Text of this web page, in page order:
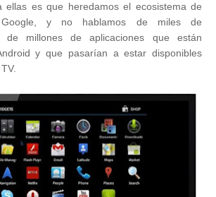
ellas es que heredamos el ecosistema de
Google, y no hablamos de miles de
de millones de aplicaciones que están
y que pasarían a estar disponibles